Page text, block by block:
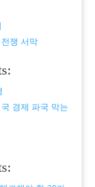
쟁 서막
경제 파국 막는